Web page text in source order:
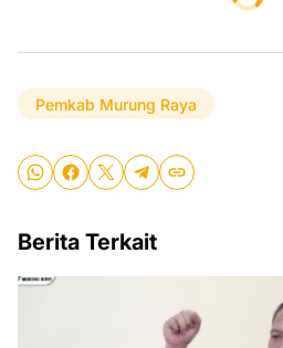
Pemkab Murung Raya
Berita Terkait